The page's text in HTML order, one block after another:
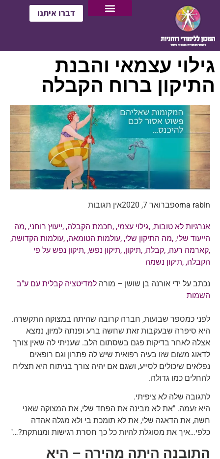
דברו איתנו
גילוי עצמאי והבנת
התיקון ברוח הקבלה
orna rabinפברואר 7, 2020 אין תגובות
אנרגיות לא טובות, ,גילוי עצמי, ,חכמת הקבלה, ,ייעוץ רוחני, ,מה
הייעוד שלי, ,מה התיקון שלי, ,עולמות הטומאה, ,עולמות הקדושה,
,קארמה רעה, ,קבלה, ,תיקון, ,תיקון נפש, ,תיקון נפש על פי
הקבלה, ,תיקון נשמה
נכתב על ידי אורנה בן שושן – מורה למדיטציה קבלית עם ע"ב
השמות
לפני כמספר שבועות, חברה קרובה שהיתה במצוקה התקשרה.
היא סיפרה שבעקבות זאת שחשה ברע ופנתה למיון, נמצא
אצלה לאחר בדיקות פגם בשסתום הלב. שעניתי לה שאין צורך
לדאוג משום שזו בעיה רפואית שיש לה פתרון וגם רופאים
נפלאים שיכולים לסייע, ושגם אם יהיה צורך בניתוח היא תצליח
להחלים כמו גדולה.
לתגובה שלה לא ציפיתי.
היא זעמה. "את לא מבינה את הפחד שלי, את המצוקה שאני
חשה, את הדאגה שלי, את לא תומכת בי ולא מגלה אהדה
כלפי…איך את מסוגלת להיות כל כך חסרת רגישות ומנותקת?…"
התובנה היתה מהירה – היא